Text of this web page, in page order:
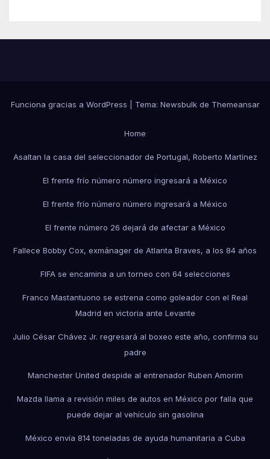
Funciona gracias a WordPress Tema: Newsbulkde Themeansar
Home
Asaltan la casa del seleccionador de Portugal, Roberto Martínez
El frente frío número número ingresará a México
El frente frío número número ingresará a México
El frente número 26 dejará de afectar a México
Fallece Bobby Cox, exmánager de Atlanta Braves, a los 84 años
FIFA se encamina a un torneo con 64 selecciones
Franco Mastantuono se estrena como goleador con el Real
Madrid en victoria ante Levante
Julio César Chávez Jr. regresará al boxeo este año, confirma su
padre
Manchester United despide al entrenador Ruben Amorim
Mazda llama a revisión miles de autos en México por falla que
puede dejar al vehículo sin gasolina
México envía 814 toneladas de ayuda humanitaria a Cuba